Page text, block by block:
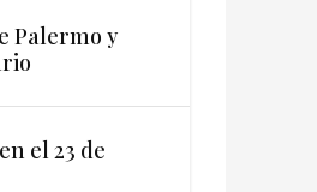
Palermo y
el 23 de